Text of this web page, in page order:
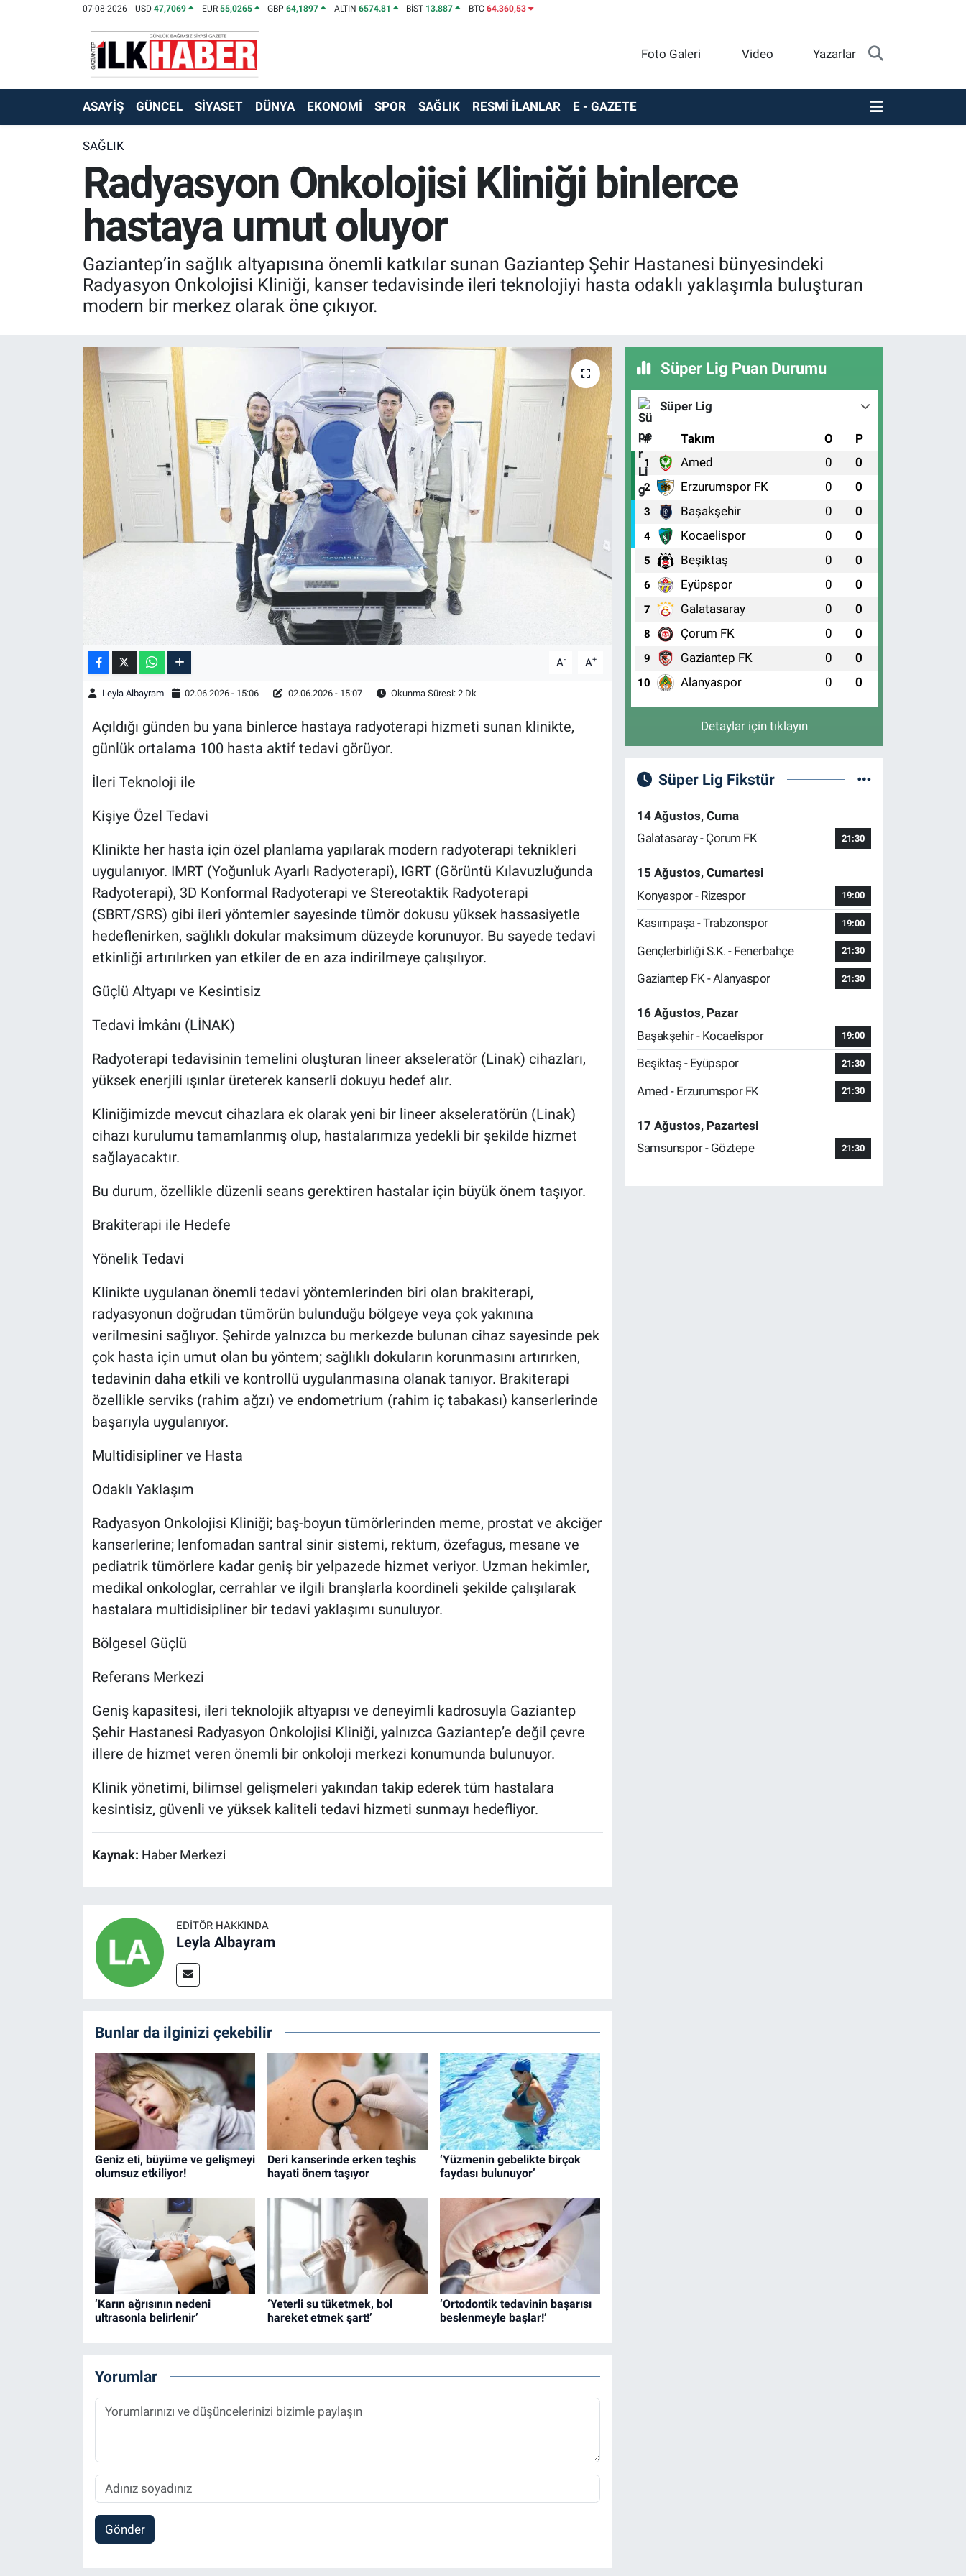
07-08-2026 USD47,7069 EUR 55,0265 GBP64,1897 ALTIN 6574.81 BİST 13.887 BTC 64.360,53
Foto Galeri Video Yazarlar
ASAYİŞ GÜNCEL SİYASET DÜNYA EKONOMİ SPOR SAĞLIK RESMİ İLANLAR E - GAZETE
SAĞLIK
Radyasyon Onkolojisi Kliniği binlerce
hastaya umut oluyor
Gaziantep’in sağlık altyapısına önemli katkılar sunan Gaziantep Şehir Hastanesi bünyesindeki
Radyasyon Onkolojisi Kliniği, kanser tedavisinde ileri teknolojiyi hasta odaklı yaklaşımla buluşturan
modern bir merkez olarak öne çıkıyor.
A- A+
Leyla Albayram 02.06.2026 - 15:06 02.06.2026 - 15:07 Okunma Süresi: 2 Dk
Açıldığı günden bu yana binlerce hastaya radyoterapi hizmeti sunan klinikte,
günlük ortalama 100 hasta aktif tedavi görüyor.
İleri Teknoloji ile
Kişiye Özel Tedavi
Klinikte her hasta için özel planlama yapılarak modern radyoterapi teknikleri
uygulanıyor. IMRT (Yoğunluk Ayarlı Radyoterapi), IGRT (Görüntü Kılavuzluğunda
Radyoterapi), 3D Konformal Radyoterapi ve Stereotaktik Radyoterapi
(SBRT/SRS) gibi ileri yöntemler sayesinde tümör dokusu yüksek hassasiyetle
hedeflenirken, sağlıklı dokular maksimum düzeyde korunuyor. Bu sayede tedavi
etkinliği artırılırken yan etkiler de en aza indirilmeye çalışılıyor.
Güçlü Altyapı ve Kesintisiz
Tedavi İmkânı (LİNAK)
Radyoterapi tedavisinin temelini oluşturan lineer akseleratör (Linak) cihazları,
yüksek enerjili ışınlar üreterek kanserli dokuyu hedef alır.
Kliniğimizde mevcut cihazlara ek olarak yeni bir lineer akseleratörün (Linak)
cihazı kurulumu tamamlanmış olup, hastalarımıza yedekli bir şekilde hizmet
sağlayacaktır.
Bu durum, özellikle düzenli seans gerektiren hastalar için büyük önem taşıyor.
Brakiterapi ile Hedefe
Yönelik Tedavi
Klinikte uygulanan önemli tedavi yöntemlerinden biri olan brakiterapi,
radyasyonun doğrudan tümörün bulunduğu bölgeye veya çok yakınına
verilmesini sağlıyor. Şehirde yalnızca bu merkezde bulunan cihaz sayesinde pek
çok hasta için umut olan bu yöntem; sağlıklı dokuların korunmasını artırırken,
tedavinin daha etkili ve kontrollü uygulanmasına olanak tanıyor. Brakiterapi
özellikle serviks (rahim ağzı) ve endometrium (rahim iç tabakası) kanserlerinde
başarıyla uygulanıyor.
Multidisipliner ve Hasta
Odaklı Yaklaşım
Radyasyon Onkolojisi Kliniği; baş-boyun tümörlerinden meme, prostat ve akciğer
kanserlerine; lenfomadan santral sinir sistemi, rektum, özefagus, mesane ve
pediatrik tümörlere kadar geniş bir yelpazede hizmet veriyor. Uzman hekimler,
medikal onkologlar, cerrahlar ve ilgili branşlarla koordineli şekilde çalışılarak
hastalara multidisipliner bir tedavi yaklaşımı sunuluyor.
Bölgesel Güçlü
Referans Merkezi
Geniş kapasitesi, ileri teknolojik altyapısı ve deneyimli kadrosuyla Gaziantep
Şehir Hastanesi Radyasyon Onkolojisi Kliniği, yalnızca Gaziantep’e değil çevre
illere de hizmet veren önemli bir onkoloji merkezi konumunda bulunuyor.
Klinik yönetimi, bilimsel gelişmeleri yakından takip ederek tüm hastalara
kesintisiz, güvenli ve yüksek kaliteli tedavi hizmeti sunmayı hedefliyor.
Kaynak: Haber Merkezi
EDITÖR HAKKINDA
Leyla Albayram
Bunlar da ilginizi çekebilir
Geniz eti, büyüme ve gelişmeyi
olumsuz etkiliyor!
Deri kanserinde erken teşhis
hayati önem taşıyor
‘Yüzmenin gebelikte birçok
faydası bulunuyor’
‘Karın ağrısının nedeni
ultrasonla belirlenir’
‘Yeterli su tüketmek, bol
hareket etmek şart!’
‘Ortodontik tedavinin başarısı
beslenmeyle başlar!’
Yorumlar
Gönder
Süper Lig Puan Durumu
Süper Lig
# Takım O P
1 Amed 0 0
2 Erzurumspor FK 0 0
3 Başakşehir 0 0
4 Kocaelispor 0 0
5 Beşiktaş 0 0
6 Eyüpspor 0 0
7 Galatasaray 0 0
8 Çorum FK 0 0
9 Gaziantep FK 0 0
10 Alanyaspor 0 0
Detaylar için tıklayın
Süper Lig Fikstür
14 Ağustos, Cuma
Galatasaray - Çorum FK
21:30
15 Ağustos, Cumartesi
Konyaspor - Rizespor
19:00
Kasımpaşa - Trabzonspor 19:00
Gençlerbirliği S.K. - Fenerbahçe 21:30
Gaziantep FK - Alanyaspor 21:30
16 Ağustos, Pazar
Başakşehir - Kocaelispor
19:00
Beşiktaş - Eyüpspor 21:30
Amed - Erzurumspor FK 21:30
17 Ağustos, Pazartesi
Samsunspor - Göztepe
21:30
EKONOMİ
SİYASET
SAĞLIK
TEKNOLOJİ
KÜLTÜR - SANAT
Beyoğlu Hava Durumu
Beyoğlu Trafik Yoğunluk Haritası
Süper Lig Puan Durumu ve Fikstür
Tüm Manşetler
Son Dakika Haberleri
Haber Arşivi